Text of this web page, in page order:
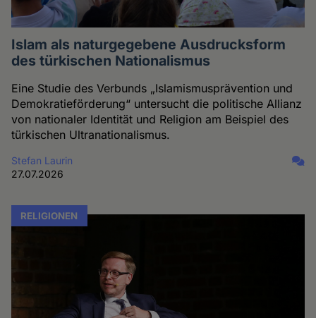
Islam als naturgegebene Ausdrucksform
des türkischen Nationalismus
Eine Studie des Verbunds „Islamismusprävention und
Demokratieförderung“ untersucht die politische Allianz
von nationaler Identität und Religion am Beispiel des
türkischen Ultranationalismus.
Stefan Laurin
27.07.2026
RELIGIONEN